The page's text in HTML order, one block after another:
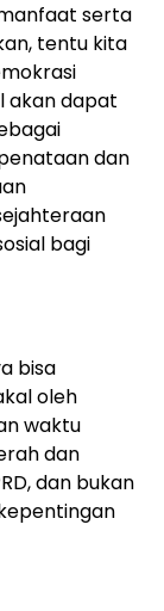
serta
tentu kita
akan dapat
dan
bagi
bisa
oleh
waktu
dan
dan bukan